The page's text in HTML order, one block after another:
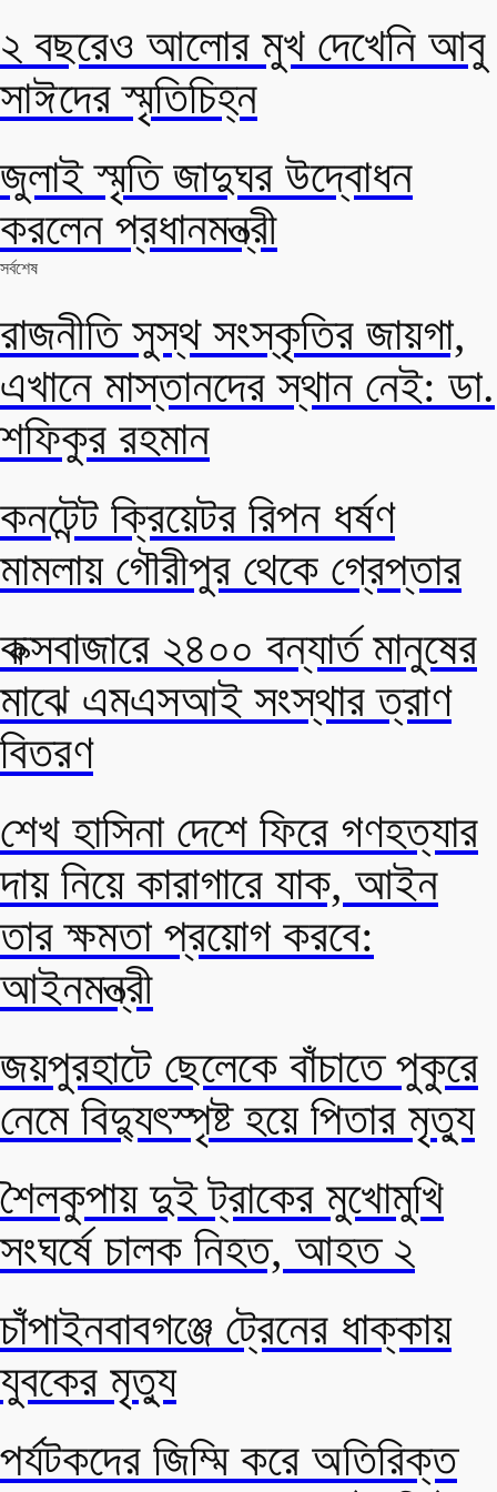
২ বছরেও আলোর মুখ দেখেনি আবু
সাঈদের স্মৃতিচিহ্ন
জুলাই স্মৃতি জাদুঘর উদ্বোধন
করলেন প্রধানমন্ত্রী
সর্বশেষ
রাজনীতি সুস্থ সংস্কৃতির জায়গা,
এখানে মাস্তানদের স্থান নেই: ডা.
শফিকুর রহমান
কনটেন্ট ক্রিয়েটর রিপন ধর্ষণ
মামলায় গৌরীপুর থেকে গ্রেপ্তার
কক্সবাজারে ২৪০০ বন্যার্ত মানুষের
মাঝে এমএসআই সংস্থার ত্রাণ
বিতরণ
শেখ হাসিনা দেশে ফিরে গণহত্যার
দায় নিয়ে কারাগারে যাক, আইন
তার ক্ষমতা প্রয়োগ করবে:
আইনমন্ত্রী
জয়পুরহাটে ছেলেকে বাঁচাতে পুকুরে
নেমে বিদ্যুৎস্পৃষ্ট হয়ে পিতার মৃত্যু
শৈলকুপায় দুই ট্রাকের মুখোমুখি
সংঘর্ষে চালক নিহত, আহত ২
চাঁপাইনবাবগঞ্জে ট্রেনের ধাক্কায়
যুবকের মৃত্যু
পর্যটকদের জিম্মি করে অতিরিক্ত